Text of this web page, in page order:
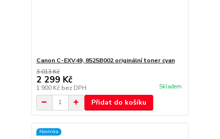
Canon C-EXV49, 8525B002 originální toner cyan
3 013 Kč
2 299 Kč
1 900 Kč bez DPH Skladem
Přidat do košíku
Novinka